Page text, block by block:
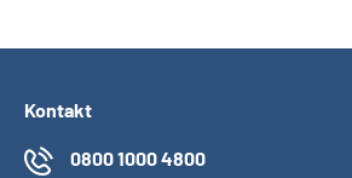
Kontakt
0800 1000 4800